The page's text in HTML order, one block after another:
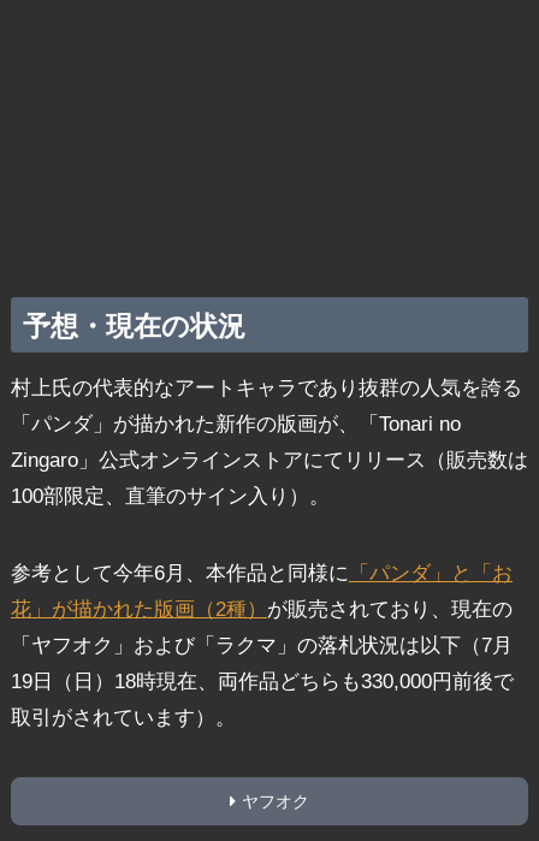
予想・現在の状況
村上氏の代表的なアートキャラであり抜群の人気を誇る
「パンダ」が描かれた新作の版画が、「Tonari no
Zingaro」公式オンラインストアにてリリース（販売数は
100部限定、直筆のサイン入り）。
参考として今年6月、本作品と同様に 「パンダ」と「お
花」が描かれた版画（2種） が販売されており、現在の
「ヤフオク」および「ラクマ」の落札状況は以下（7月
19日（日）18時現在、両作品どちらも330,000円前後で
取引がされています）。
ヤフオク